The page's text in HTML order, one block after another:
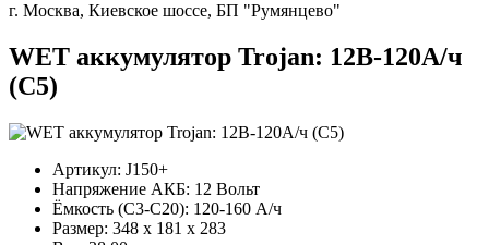
г. Москва, Киевское шоссе, БП "Румянцево"
WET аккумулятор Trojan: 12В-120А/ч
(С5)
Артикул: J150+
Напряжение АКБ: 12 Вольт
Ёмкость (С3-С20): 120-160 А/ч
Размер: 348 x 181 x 283